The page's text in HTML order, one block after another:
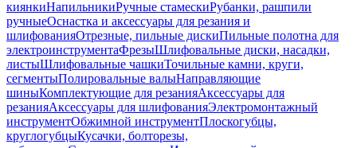
киянкиНапильникиРучные стамескиРубанки, рашпили
ручныеОснастка и аксессуары для резания и
шлифованияОтрезные, пильные дискиПильные полотна для
электроинструментаФрезыШлифовальные диски, насадки,
листыШлифовальные чашкиТочильные камни, круги,
сегментыПолировальные валыНаправляющие
шиныКомплектующие для резанияАксессуары для
резанияАксессуары для шлифованияЭлектромонтажный
инструментОбжимной инструментПлоскогубцы,
круглогубцыКусачки, болторезы,